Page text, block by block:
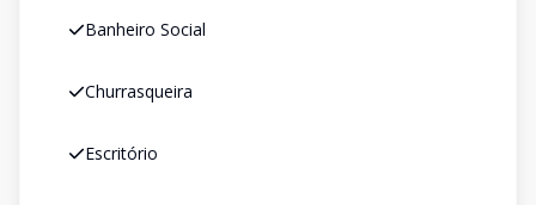
Banheiro Social
Churrasqueira
Escritório